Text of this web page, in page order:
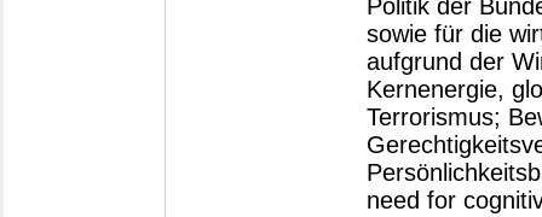
Politik der
sowie für die
aufgrund der
Kernenergie,
Terrorismus;
need for